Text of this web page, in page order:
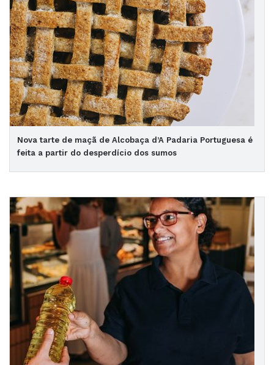
Nova tarte de maçã de Alcobaça d’A Padaria Portuguesa é
feita a partir do desperdício dos sumos